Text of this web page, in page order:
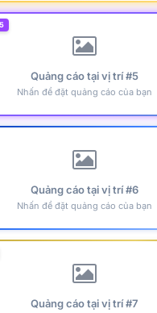
Quảng cáo tại vị trí #5
Nhấn để đặt quảng cáo của bạn
Quảng cáo tại vị trí #6
Nhấn để đặt quảng cáo của bạn
Quảng cáo tại vị trí #7